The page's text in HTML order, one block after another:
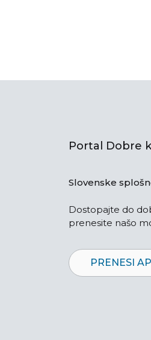
Portal Dobre
Slovenske
Dostopajte do
prenesite našo
PRENESI